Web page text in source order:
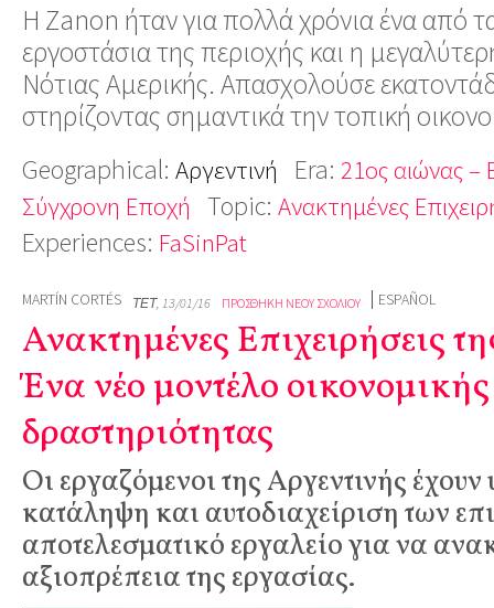
Η Ζanon ήταν για πολλά χρόνια ένα από
εργοστάσια της περιοχής και η
Νότιας Αμερικής. Απασχολούσε
στηρίζοντας σημαντικά την τοπική
Geographical: Αργεντινή Era: 21ος αιώνας –
Σύγχρονη Εποχή Topic: Ανακτημένες
Experiences: FaSinPat
MARTÍN CORTÉS ΤΕΤ, 13/01/16 ΠΡΟΣΘΉΚΗ ΝΈΟΥ ΣΧΟΛΊΟΥ ESPAÑOL
Ανακτημένες Επιχειρήσεις
Ένα νέο μοντέλο οικονομικής
δραστηριότητας
Οι εργαζόμενοι της Αργεντινής έχουν
κατάληψη και αυτοδιαχείριση των
αποτελεσματικό εργαλείο για να
αξιοπρέπεια της εργασίας.